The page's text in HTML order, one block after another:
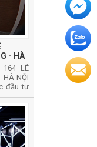
- HÀ
164 LÊ
HÀ NỘI
đầu tư
CYBER